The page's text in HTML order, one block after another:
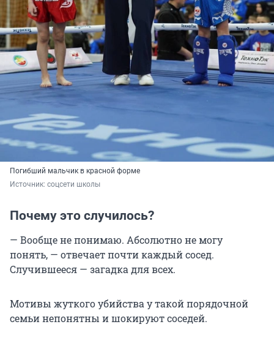
Погибший мальчик в красной форме
Источник: соцсети школы
Почему это случилось?
— Вообще не понимаю. Абсолютно не могу
понять, — отвечает почти каждый сосед.
Случившееся — загадка для всех.
Мотивы жуткого убийства у такой порядочной
семьи непонятны и шокируют соседей.